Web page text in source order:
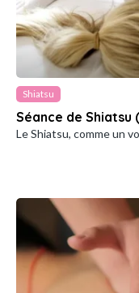
Shiatsu
Séance de Shiatsu
Le Shiatsu, comme un